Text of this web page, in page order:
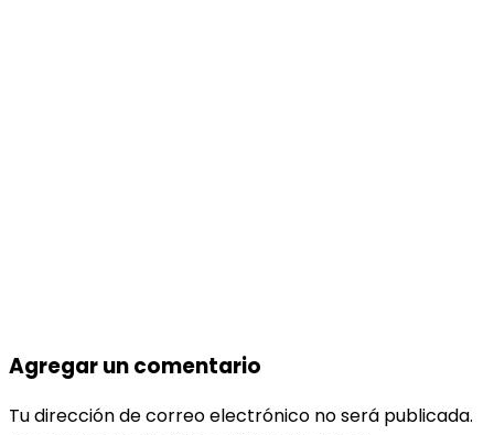
Agregar un comentario
Tu dirección de correo electrónico no será publicada.